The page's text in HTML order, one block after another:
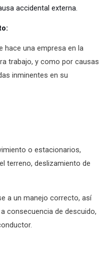
accidental externa.
hace una empresa en la
trabajo, y como por causas
inminentes en su
o estacionarios,
terreno, deslizamiento de
a un manejo correcto, así
consecuencia de descuido,